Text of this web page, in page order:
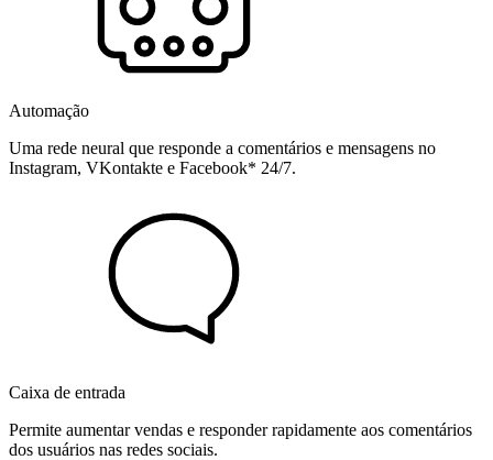
Automação
Uma rede neural que responde a comentários e mensagens no
Instagram, VKontakte e Facebook* 24/7.
Caixa de entrada
Permite aumentar vendas e responder rapidamente aos comentários
dos usuários nas redes sociais.